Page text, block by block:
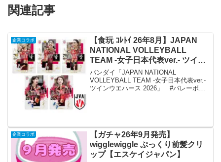
関連記事
企業コラボ
【食玩 ｺﾚﾄｲ 26年8月】JAPAN
NATIONAL VOLLEYBALL
TEAM -女子日本代表ver.- ツイン
ウエハース 2026【バンダイ】
バンダイ「JAPAN NATIONAL
VOLLEYBALL TEAM -女子日本代表ver.-
ツインウエハース 2026」 #バレーボー
企業コラボ
【ガチャ26年9月発売】
wigglewiggle ぷっくり前髪クリ
ップ【エスケイジャパン】